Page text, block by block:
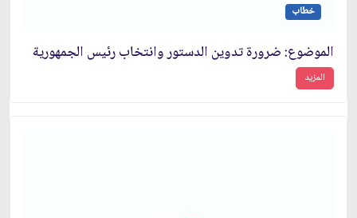
خطاب
الموضوع: ضرورة تدوين الدستور وانتخاب رئيس الجمهورية
المزيد